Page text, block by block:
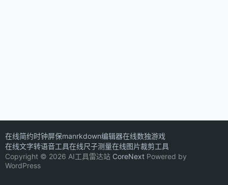
在线简约时钟屏保manrkdown编辑器在线数独游戏
在线文字转语音工具在线尺子测量在线图片裁剪工具
Copyright © 2026 AI工具雷达站 CoreNext Powered by
WordPress